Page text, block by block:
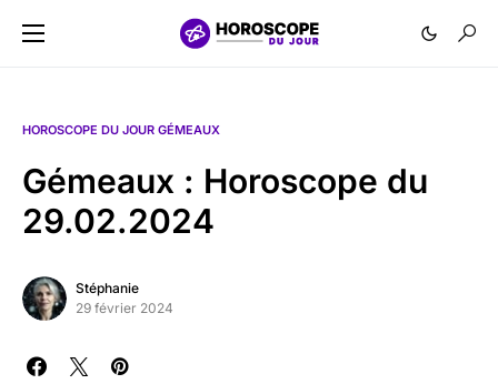
HOROSCOPE DU JOUR GÉMEAUX
Gémeaux : Horoscope du
29.02.2024
Stéphanie
29 février 2024